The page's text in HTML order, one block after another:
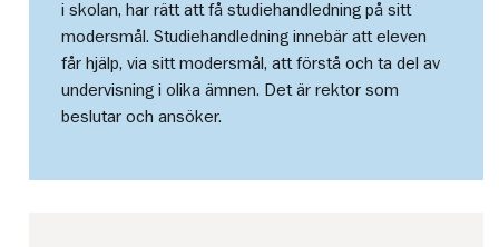
i skolan, har rätt att få studiehandledning på sitt
modersmål. Studiehandledning innebär att eleven
får hjälp, via sitt modersmål, att förstå och ta del av
undervisning i olika ämnen. Det är rektor som
beslutar och ansöker.